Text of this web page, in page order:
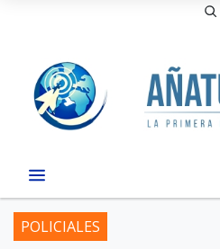
POLICIALES